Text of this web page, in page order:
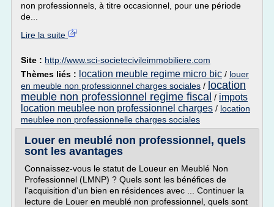
non professionnels, à titre occasionnel, pour une période
de...
Lire la suite
Site : http://www.sci-societecivileimmobiliere.com
Thèmes liés : location meuble regime micro bic / louer
en meuble non professionnel charges sociales / location
meuble non professionnel regime fiscal / impots
location meublee non professionnel charges / location
meublee non professionnelle charges sociales
Louer en meublé non professionnel, quels
sont les avantages
Connaissez-vous le statut de Loueur en Meublé Non
Professionnel (LMNP) ? Quels sont les bénéfices de
l'acquisition d'un bien en résidences avec ... Continuer la
lecture de Louer en meublé non professionnel, quels sont